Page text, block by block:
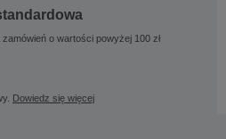
o wartości powyżej 100 zł
Dowiedz się więcej